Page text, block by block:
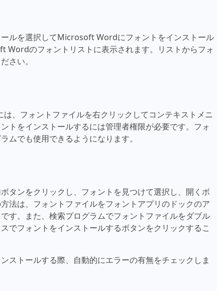
ルを選択してMicrosoft Wordにフォントをインストール
Wordのフォントリストに表示されます。リストからフォ
さい。
、フォントファイルを右クリックしてコンテキストメニ
トをインストールするには管理者権限が必要です。フォ
ムでも使用できるようになります。
タンをクリックし、フォントを見つけて選択し、開くボ
法は、フォントファイルをフォントアプリのドックのア
す。また、検索プログラムでフォントファイルをダブル
でフォントをインストールするボタンをクリックするこ
ストールする際、自動的にエラーの有無をチェックしま